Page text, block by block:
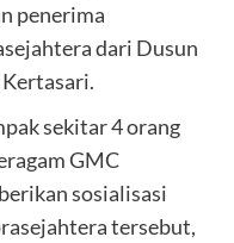
penerima
dari Dusun
Kertasari.
sekitar 4 orang
GMC
sosialisasi
tersebut,